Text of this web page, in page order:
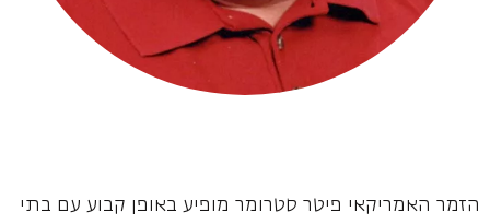
הזמר האמריקאי פיטר סטרומר מופיע באופן קבוע עם בתי